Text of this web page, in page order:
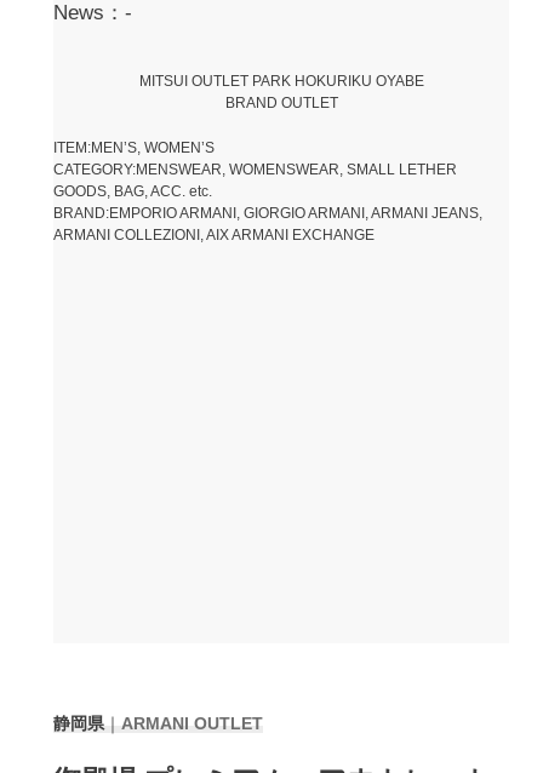
News：-
MITSUI OUTLET PARK HOKURIKU OYABE
BRAND OUTLET
ITEM:MEN’S, WOMEN’S
CATEGORY:MENSWEAR, WOMENSWEAR, SMALL LETHER
GOODS, BAG, ACC. etc.
BRAND:EMPORIO ARMANI, GIORGIO ARMANI, ARMANI JEANS,
ARMANI COLLEZIONI, AIX ARMANI EXCHANGE
静岡県｜ ARMANI OUTLET